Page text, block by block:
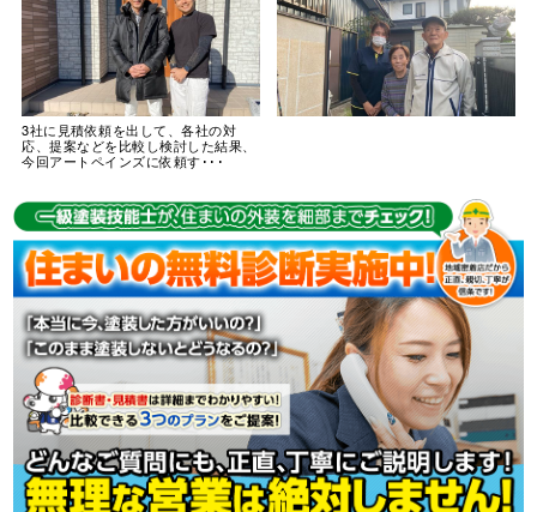
3社に見積依頼を出して、各社の対
応、提案などを比較し検討した結果、
今回アートペインズに依頼す･･･